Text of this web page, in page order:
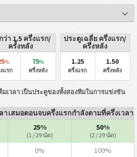
ว่า 1.5 ครึ่งแรก/
ครั้งหลัง
%
แรก
75%
ครึ่งหลัง
ประตูเฉลี่ย ครึ่งแรก/
ครึ่งหลัง
1.25
ครึ่งแรก
1.50
ครึ่งหลัง
มเวลา เป็นประตูของทั้งสองทีมในการแข่งขัน
าเสมอตอนจบครึ่งแรกกำลังตามที่ครึ่งเวลา
25%
(1 / 29 นัด)
50%
(2 / 29 นัด)
0% 100%